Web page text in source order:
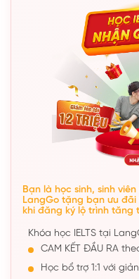
Bạn là học sinh, sinh
LangGo tặng bạn ưu đãi
khi đăng ký lộ trình tăng
Khóa học IELTS tại
CAM KẾT ĐẦU RA
Học bổ trợ 1:1 với